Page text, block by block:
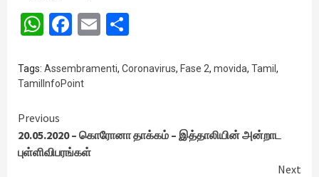
WhatsApp
Facebook
Email
Tags: Assembramenti, Coronavirus, Fase 2, movida, Tamil ,
TamilInfoPoint
Continue
Reading
Previous
20.05.2020 – கொரோனா தாக்கம் – இத்தாலியின் அன்றாட
புள்ளிவிபரங்கள்
Next